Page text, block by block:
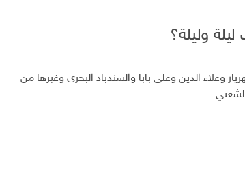
وليلة؟
وعلاء الدين وعلي بابا والسندباد البحري وغيرها من